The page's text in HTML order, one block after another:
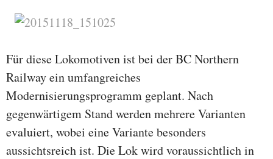
Für diese Lokomotiven ist bei der BC Northern
Railway ein umfangreiches
Modernisierungsprogramm geplant. Nach
gegenwärtigem Stand werden mehrere Varianten
evaluiert, wobei eine Variante besonders
aussichtsreich ist. Die Lok wird voraussichtlich in